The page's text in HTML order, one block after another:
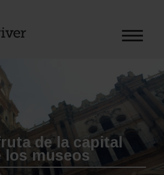
de la capital
los museos